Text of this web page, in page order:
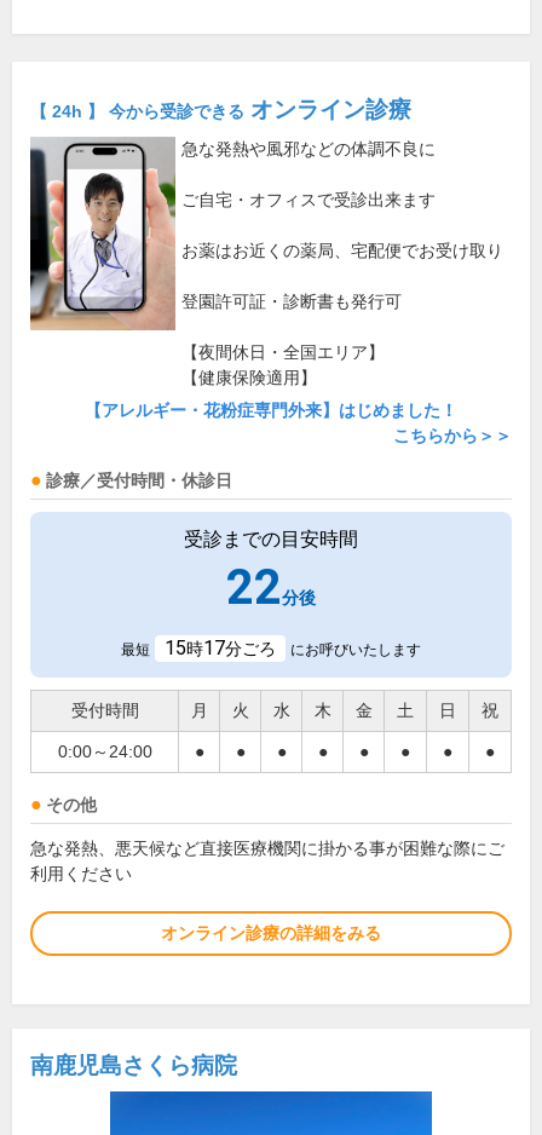
【 24h 】 今から受診できる オンライン診療
急な発熱や風邪などの体調不良に
ご自宅・オフィスで受診出来ます
お薬はお近くの薬局、宅配便でお受け取り
登園許可証・診断書も発行可
【夜間休日・全国エリア】
【健康保険適用】
【アレルギー・花粉症専門外来】はじめました！
こちらから＞＞
診療／受付時間・休診日
受診までの目安時間
22分後
最短 15時17分ごろ にお呼びいたします
受付時間 月 火 水 木 金 土 日 祝
0:00～24:00 ● ● ● ● ● ● ● ●
その他
急な発熱、悪天候など直接医療機関に掛かる事が困難な際にご
利用ください
オンライン診療の詳細をみる
南鹿児島さくら病院